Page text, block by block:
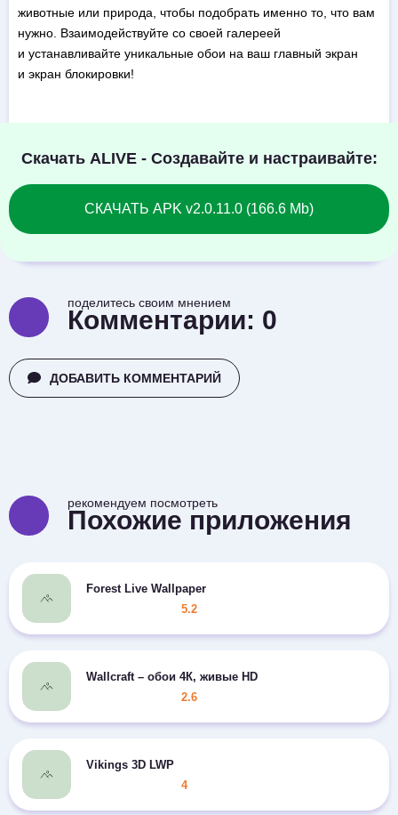
животные или природа, чтобы подобрать именно то, что вам
нужно. Взаимодействуйте со своей галереей
и устанавливайте уникальные обои на ваш главный экран
и экран блокировки!
Скачать ALIVE - Создавайте и настраивайте:
СКАЧАТЬ APK v2.0.11.0 (166.6 Mb)
поделитесь своим мнением
Комментарии: 0
ДОБАВИТЬ КОММЕНТАРИЙ
рекомендуем посмотреть
Похожие приложения
Forest Live Wallpaper
5.2
Wallcraft – обои 4К, живые HD
2.6
Vikings 3D LWP
4